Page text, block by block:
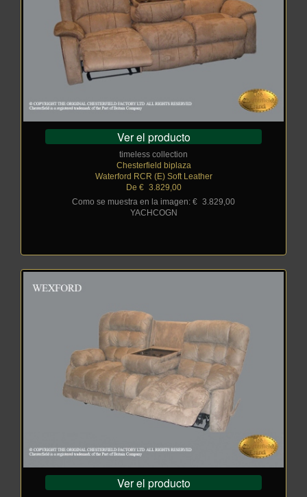
Ver el producto
timeless collection
Chesterfield biplaza
Waterford RCR (E) Soft Leather
De €_ 3.829,00
Como se muestra en la imagen: € 3.829,00
YACHCOGN
Ver el producto